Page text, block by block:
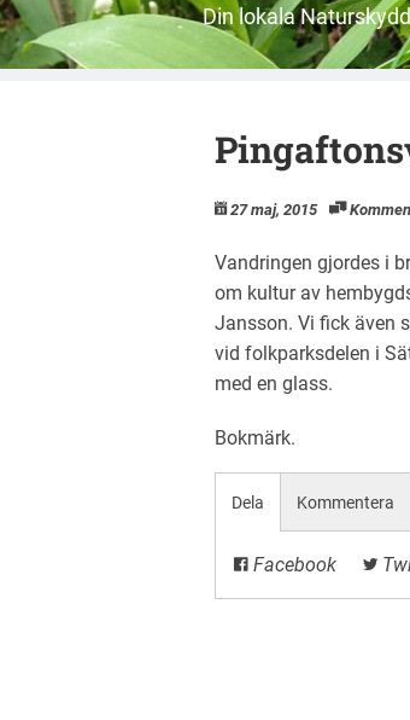
Din lokala
27 maj, 2015
Vandringen gjordes i
om kultur av
Jansson. Vi fick även
vid folkparksdelen i
med en glass.
Bokmärk.
Dela
Facebook
Kommentera